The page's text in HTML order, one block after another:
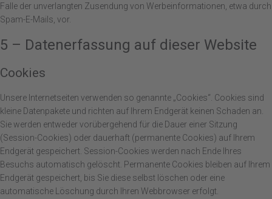
Falle der unverlangten Zusendung von Werbeinformationen, etwa durch
Spam-E-Mails, vor.
5 – Datenerfassung auf dieser Website
Cookies
Unsere Internetseiten verwenden so genannte „Cookies“. Cookies sind
kleine Datenpakete und richten auf Ihrem Endgerät keinen Schaden an.
Sie werden entweder vorübergehend für die Dauer einer Sitzung
(Session-Cookies) oder dauerhaft (permanente Cookies) auf Ihrem
Endgerät gespeichert. Session-Cookies werden nach Ende Ihres
Besuchs automatisch gelöscht. Permanente Cookies bleiben auf Ihrem
Endgerät gespeichert, bis Sie diese selbst löschen oder eine
automatische Löschung durch Ihren Webbrowser erfolgt.